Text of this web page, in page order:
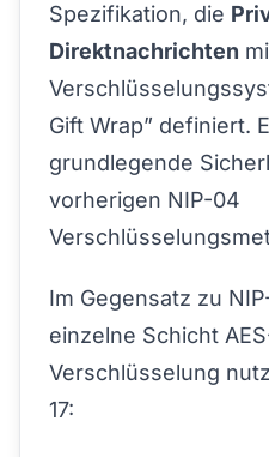
Spezifikation, die
Direktnachrichten
Gift Wrap” definiert.
grundlegende
vorherigen NIP-04
Im Gegensatz zu
einzelne Schicht
Verschlüsselung
17: